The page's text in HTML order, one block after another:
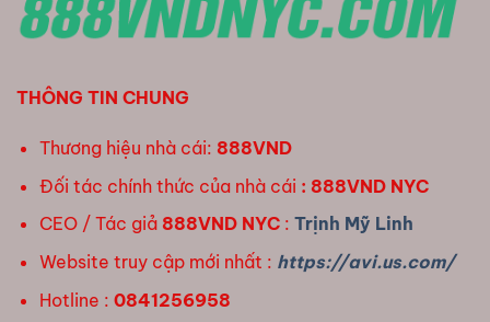
THÔNG TIN CHUNG
Thương hiệu nhà cái: 888VND
Đối tác chính thức của nhà cái : 888VND NYC
CEO / Tác giả 888VND NYC: Trịnh Mỹ Linh
Website truy cập mới nhất : https://avi.us.com/
Hotline : 0841256958